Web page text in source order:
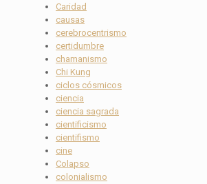
Caridad
causas
cerebrocentrismo
certidumbre
chamanismo
Chi Kung
ciclos cósmicos
ciencia
ciencia sagrada
cientificismo
cientifismo
cine
Colapso
colonialismo